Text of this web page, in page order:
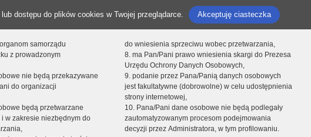
dostępu do plików cookies w Twojej przeglądarce. Akceptuję ciasteczka
samorządu
z prowadzonym
nie będą przekazywane
do organizacji
będą przetwarzane
i w zakresie niezbędnym do
do wniesienia sprzeciwu wobec przetwarzania,
8. ma Pan/Pani prawo wniesienia skargi do Prezesa
Urzędu Ochrony Danych Osobowych,
9. podanie przez Pana/Panią danych osobowych
jest fakultatywne (dobrowolne) w celu udostępnienia
strony internetowej,
10. Pana/Pani dane osobowe nie będą podlegały
zautomatyzowanym procesom podejmowania
decyzji przez Administratora, w tym profilowaniu.